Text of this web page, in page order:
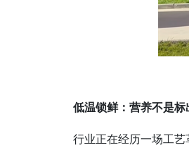
低温锁鲜：营养不是
行业正在经历一场工